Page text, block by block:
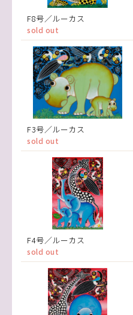
F8号／ルーカス
sold out
F3号／ルーカス
sold out
F4号／ルーカス
sold out